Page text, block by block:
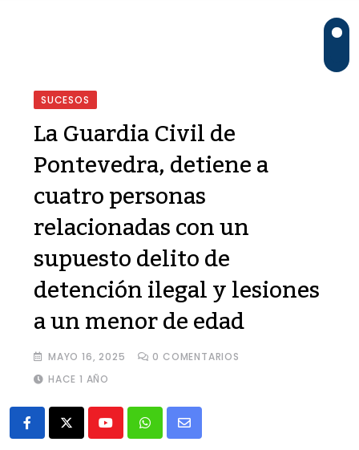
SUCESOS
La Guardia Civil de
Pontevedra, detiene a
cuatro personas
relacionadas con un
supuesto delito de
detención ilegal y lesiones
a un menor de edad
MAYO 16, 2025 0 COMENTARIOS
HACE 1 AÑO
YoutubeWhatsapp
Share